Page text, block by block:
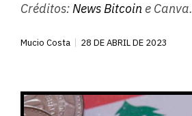
Créditos:News Bitcoin e Canva.
Mucio Costa 28 DE ABRIL DE 2023